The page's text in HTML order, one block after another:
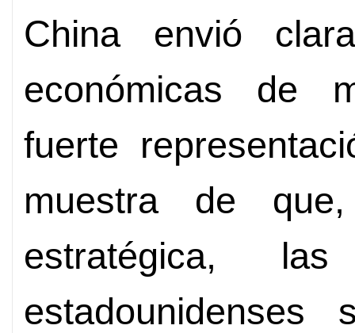
China envió
económicas de
fuerte
muestra de
estratégica,
estadounidenses